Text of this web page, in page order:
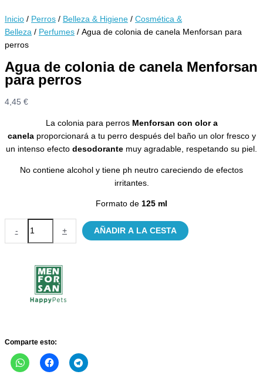
Inicio / Perros / Belleza & Higiene / Cosmética &
Belleza / Perfumes / Agua de colonia de canela Menforsan para
perros
Agua de colonia de canela Menforsan
para perros
4,45 €
La colonia para perros Menforsan con olor a
canelaproporcionará a tu perro después del baño un olor fresco y
un intenso efecto desodorante muy agradable, respetando su piel.
No contiene alcohol y tiene ph neutro careciendo de efectos
irritantes.
Formato de 125 ml
-
Menforsan
+ AÑADIR A LA CESTA
Comparte esto: